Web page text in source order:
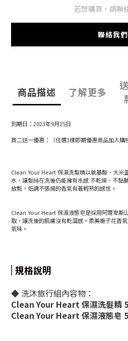
若想購買，請聯
聯絡我們
商品描述 了解更多
到期日：2023年9月25日
買二送一優惠：（任選3樣即期優惠商品加入購
Clean Your Heart 保濕洗髮精以氨基酸、大米
水，讓髮絲在洗後仍能擁有水感 不乾燥、不黏
放鬆，低調不張揚的香氣有著輕熟的感性。
Clean Your Heart 保濕液態皂是採用阿爾卑斯
取，讓洗後的肌膚沒有乾澀感。柔美梔子花香
氣味。
規格說明
◆ 洗沐旅行組內容物：
Clean Your Heart 保濕洗髮精
Clean Your Heart 保濕液態皂